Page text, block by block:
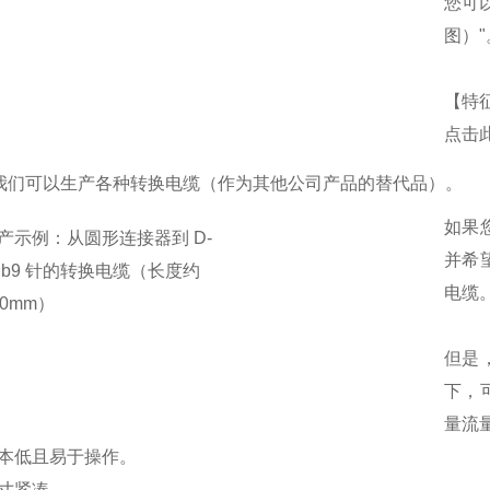
图）"
【特
点击
们可以生产各种转换电缆（作为其他公司产品的替代品）。
示例：从圆形连接器到 D-
针的转换电缆（长度约
）
如果
并希
电缆
但是
下，
量流
低且易于操作。